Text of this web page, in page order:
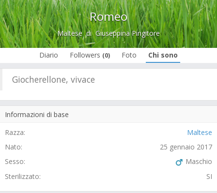
Romeo
MaltesediGiuseppina Pingitore
Diario Followers (0) Foto Chi sono
Giocherellone, vivace
Informazioni di base
Razza:
Maltese
Nato:
25 gennaio 2017
Sesso:
Maschio
Sterilizzato:
SI